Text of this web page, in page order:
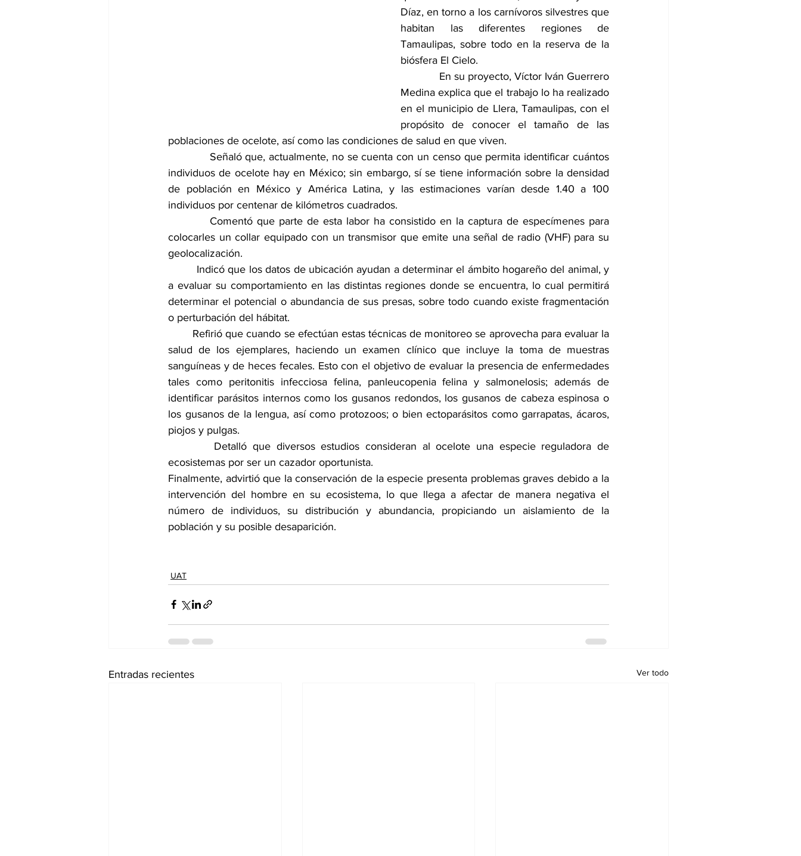
Díaz, en torno a los carnívoros silvestres que
habitan las diferentes regiones de
Tamaulipas, sobre todo en la reserva de la
biósfera El Cielo.
En su proyecto, Víctor Iván Guerrero
Medina explica que el trabajo lo ha realizado
en el municipio de Llera, Tamaulipas, con el
propósito de conocer el tamaño de las
poblaciones de ocelote, así como las condiciones de salud en que viven.
Señaló que, actualmente, no se cuenta con un censo que permita identificar cuántos
individuos de ocelote hay en México; sin embargo, sí se tiene información sobre la densidad
de población en México y América Latina, y las estimaciones varían desde 1.40 a 100
individuos por centenar de kilómetros cuadrados.
Comentó que parte de esta labor ha consistido en la captura de especímenes para
colocarles un collar equipado con un transmisor que emite una señal de radio (VHF) para su
geolocalización.
Indicó que los datos de ubicación ayudan a determinar el ámbito hogareño del animal, y
a evaluar su comportamiento en las distintas regiones donde se encuentra, lo cual permitirá
determinar el potencial o abundancia de sus presas, sobre todo cuando existe fragmentación
o perturbación del hábitat.
Refirió que cuando se efectúan estas técnicas de monitoreo se aprovecha para evaluar la
salud de los ejemplares, haciendo un examen clínico que incluye la toma de muestras
sanguíneas y de heces fecales. Esto con el objetivo de evaluar la presencia de enfermedades
tales como peritonitis infecciosa felina, panleucopenia felina y salmonelosis; además de
identificar parásitos internos como los gusanos redondos, los gusanos de cabeza espinosa o
los gusanos de la lengua, así como protozoos; o bien ectoparásitos como garrapatas, ácaros,
piojos y pulgas.
Detalló que diversos estudios consideran al ocelote una especie reguladora de
ecosistemas por ser un cazador oportunista.
Finalmente, advirtió que la conservación de la especie presenta problemas graves debido a la
intervención del hombre en su ecosistema, lo que llega a afectar de manera negativa el
número de individuos, su distribución y abundancia, propiciando un aislamiento de la
población y su posible desaparición.
UAT
Entradas recientes Ver todo